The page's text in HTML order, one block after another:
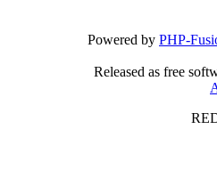
Powered by PHP-
Released as free